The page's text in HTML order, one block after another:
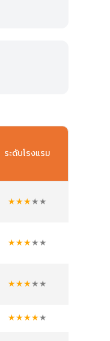
ระดับโรงแรม
★★★★★
★★★★★
★★★★★
★★★★★